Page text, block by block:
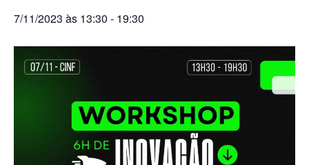
7/11/2023 às 13:30 - 19:30